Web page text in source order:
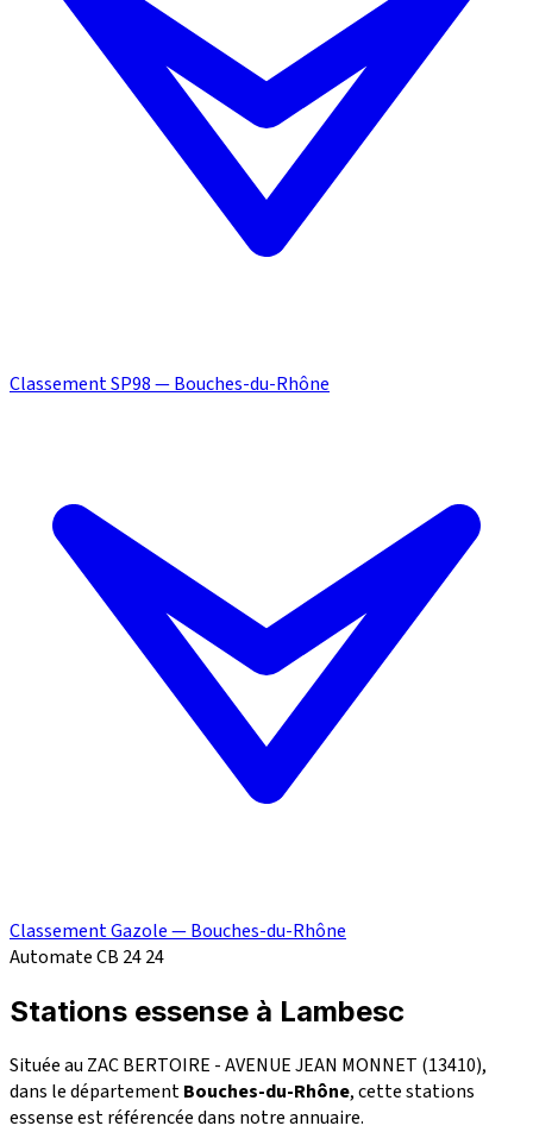
Classement SP98 — Bouches-du-Rhône
Classement Gazole — Bouches-du-Rhône
Automate CB 2424
Stations essense à Lambesc
Située au ZAC BERTOIRE - AVENUE JEAN MONNET (13410),
dans le départementBouches-du-Rhône, cette stations
essense est référencée dans notre annuaire.